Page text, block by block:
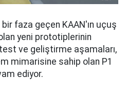
bir faza geçen KAAN'ın uçuş
yeni prototiplerinin
ve geliştirme aşamaları,
mimarisine sahip olan P1
ediyor.